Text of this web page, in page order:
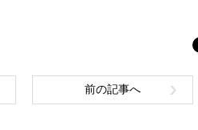
前の記事へ